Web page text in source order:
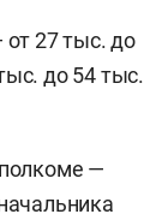
от 27 тыс. до
до 54 тыс.
—